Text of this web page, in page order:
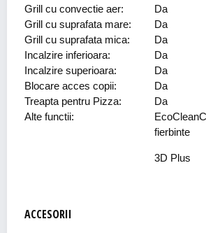
Grill cu convectie aer:
Da
Grill cu suprafata mare:
Da
Grill cu suprafata mica:
Da
Incalzire inferioara:
Da
Incalzire superioara:
Da
Blocare acces copii:
Da
Treapta pentru Pizza:
Da
Alte functii:
fierbinte
3D Plus
ACCESORII